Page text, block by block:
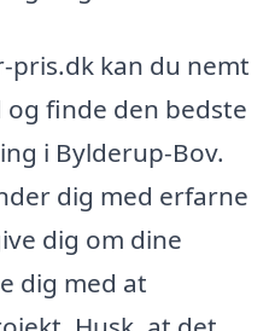
pris.dk kan du nemt
finde den bedste
i Bylderup-Bov.
dig med erfarne
dig om dine
dig med at